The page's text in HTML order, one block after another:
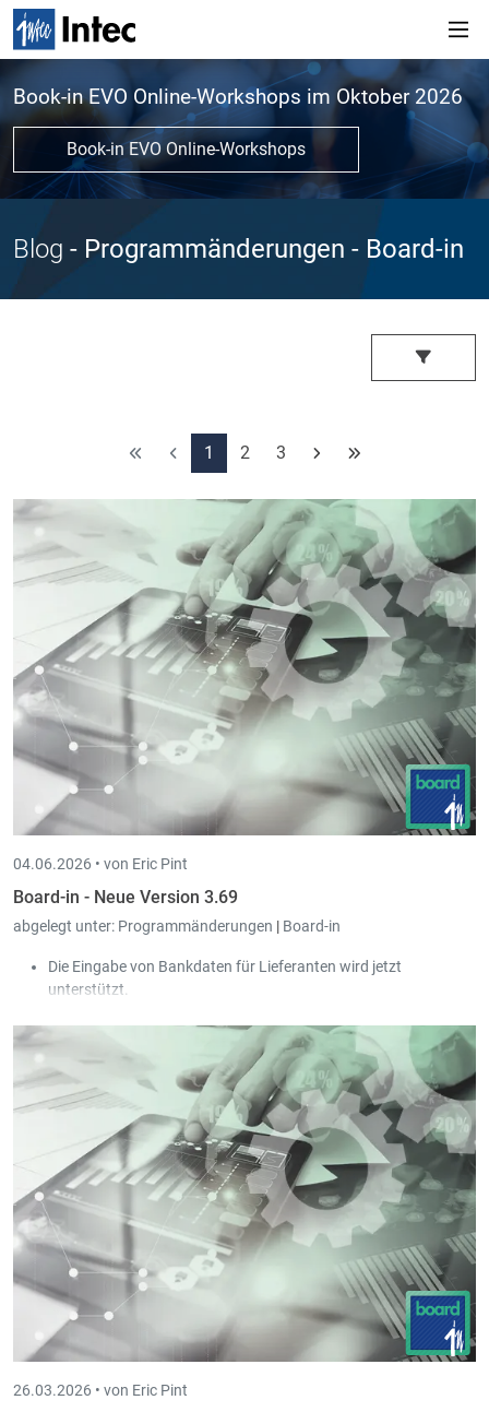
Book-in EVO Online-Workshops im Oktober 2026
Book-in EVO Online-Workshops
Blog - Programmänderungen - Board-in
1 2 3
04.06.2026 • von Eric Pint
Board-in - Neue Version 3.69
abgelegt unter: Programmänderungen | Board-in
Die Eingabe von Bankdaten für Lieferanten wird jetzt
unterstützt.
man jetzt per Mittelklick den Eintrag in einem neuen Tab öffnen.
26.03.2026 • von Eric Pint